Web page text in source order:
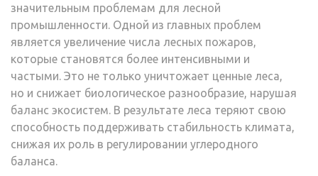
значительным проблемам для лесной
промышленности. Одной из главных проблем
является увеличение числа лесных пожаров,
которые становятся более интенсивными и
частыми. Это не только уничтожает ценные леса,
но и снижает биологическое разнообразие, нарушая
баланс экосистем. В результате леса теряют свою
способность поддерживать стабильность климата,
снижая их роль в регулировании углеродного
баланса.